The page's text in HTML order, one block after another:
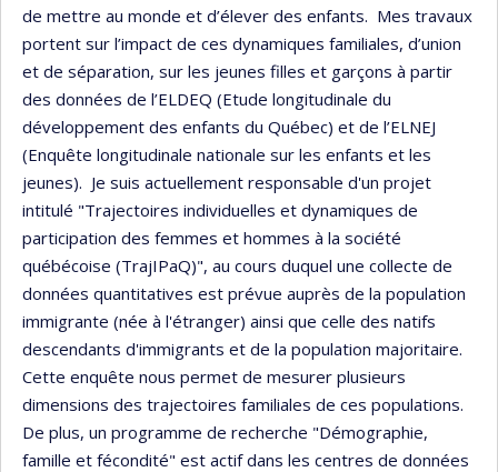
de mettre au monde et d’élever des enfants. Mes travaux
portent sur l’impact de ces dynamiques familiales, d’union
et de séparation, sur les jeunes filles et garçons à partir
des données de l’ELDEQ (Etude longitudinale du
développement des enfants du Québec) et de l’ELNEJ
(Enquête longitudinale nationale sur les enfants et les
jeunes). Je suis actuellement responsable d'un projet
intitulé "Trajectoires individuelles et dynamiques de
participation des femmes et hommes à la société
québécoise (TrajIPaQ)", au cours duquel une collecte de
données quantitatives est prévue auprès de la population
immigrante (née à l'étranger) ainsi que celle des natifs
descendants d'immigrants et de la population majoritaire.
Cette enquête nous permet de mesurer plusieurs
dimensions des trajectoires familiales de ces populations.
De plus, un programme de recherche "Démographie,
famille et fécondité" est actif dans les centres de données